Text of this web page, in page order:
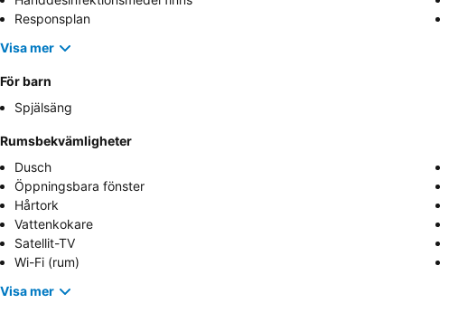
Responsplan
Visa mer
För barn
Spjälsäng
Rumsbekvämligheter
Dusch
Öppningsbara fönster
Hårtork
Vattenkokare
Satellit-TV
Wi-Fi (rum)
Visa mer